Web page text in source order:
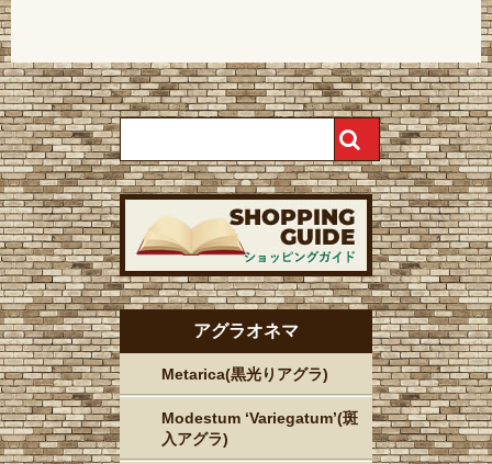
アグラオネマ
Metarica(黒光りアグラ)
Modestum ‘Variegatum’(斑
入アグラ)